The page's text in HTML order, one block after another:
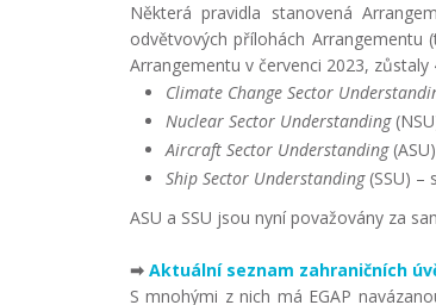
Některá pravidla stanovená
odvětvových přílohách Arrangementu
Arrangementu v červenci 2023,
Climate Change Sector
Nuclear Sector Understanding
Aircraft Sector Understanding
Ship Sector Understanding(SSU) –
ASU a SSU jsou nyní považovány za
➡ Aktuální seznam zahraničních
S mnohými z nich má EGAP